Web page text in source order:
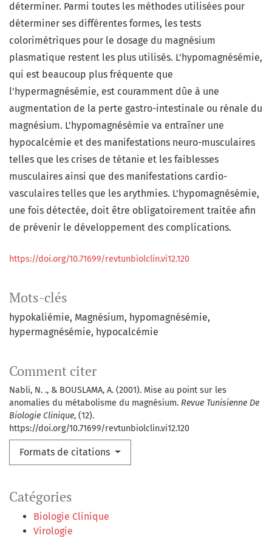
Mots-clés
hypokaliémie Magnésium
hypomagnésémie
hypermagnésémie
hypocalcémie
Catégories
Biologie Clinique
Virologie
Comment citer
Nabli, N. ., & BOUSLAMA, A. (2001). Mise au point sur les
anomalies du métabolisme du magnésium. Revue Tunisienne De
Biologie Clinique, (12).
https://doi.org/10.71699/revtunbiolclin.vi12.120
Formats de citations
déterminer. Parmi toutes les méthodes utilisées pour
déterminer ses différentes formes, les tests
colorimétriques pour le dosage du magnésium
plasmatique restent les plus utilisés. L'hypomagnésémie,
qui est beaucoup plus fréquente que
l'hypermagnésémie, est couramment dûe à une
augmentation de la perte gastro-intestinale ou rénale du
magnésium. L'hypomagnésémie va entraîner une
hypocalcémie et des manifestations neuro-musculaires
telles que les crises de tétanie et les faiblesses
musculaires ainsi que des manifestations cardio-
vasculaires telles que les arythmies. L'hypomagnésémie,
une fois détectée, doit être obligatoirement traitée afin
de prévenir le développement des complications.
https://doi.org/10.71699/revtunbiolclin.vi12.120